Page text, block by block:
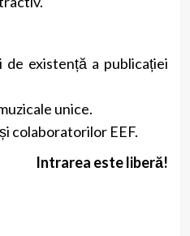
de existență a publicației
unice.
colaboratorilor EEF.
Intrarea este liberă!